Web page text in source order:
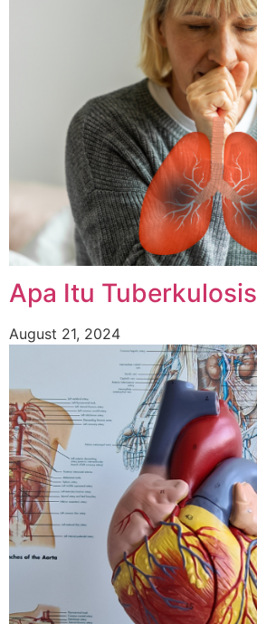
Apa Itu Tuberkulosis
August 21, 2024